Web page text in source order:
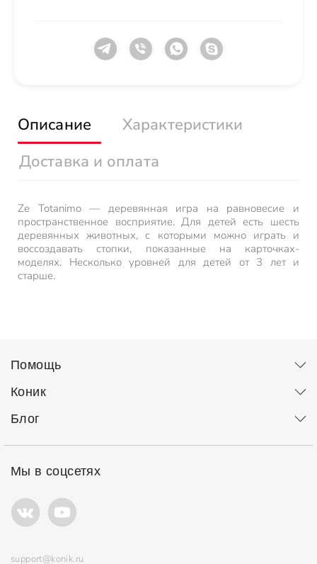
Описание
Характеристики
Доставка и оплата
Ze Totanimo — деревянная игра на равновесие и
пространственное восприятие. Для детей есть шесть
деревянных животных, с которыми можно играть и
воссоздавать стопки, показанные на карточках-
моделях. Несколько уровней для детей от 3 лет и
старше.
Помощь
Коник
Блог
Мы в соцсетях
support@konik.ru